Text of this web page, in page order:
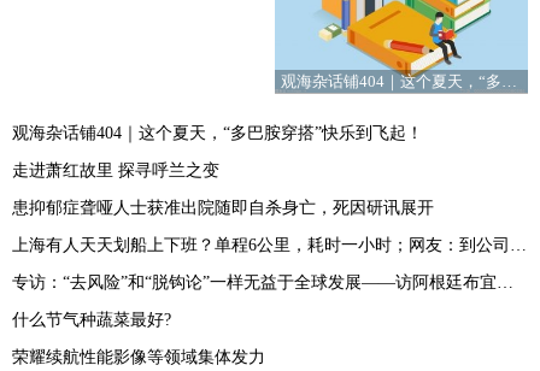
观海杂话铺404｜这个夏天，“多巴胺穿搭”快乐到飞起！
走进萧红故里 探寻呼兰之变
患抑郁症聋哑人士获准出院随即自杀身亡，死因研讯展开
什么节气种蔬菜最好?
荣耀续航性能影像等领域集体发力